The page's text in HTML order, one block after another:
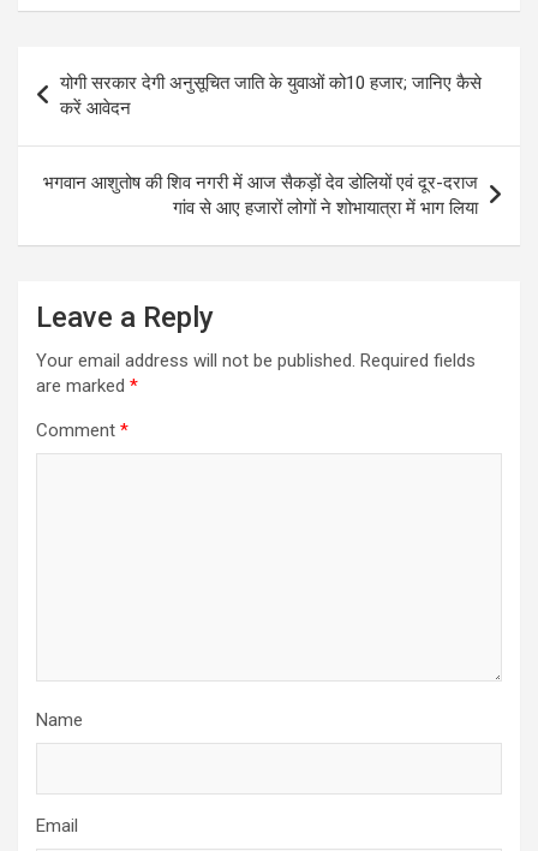
ce
b
o
o
k
tt
er
at
A
p
p
ar
Post
navigation
योगी सरकार देगी अनुसूचित जाति के युवाओं को10 हजार; जानिए कैसे
करें आवेदन
भगवान आशुतोष की शिव नगरी में आज सैकड़ों देव डोलियों एवं दूर-दराज
गांव से आए हजारों लोगों ने शोभायात्रा में भाग लिया
Leave a Reply
Your email address will not be published. Required fields
are marked *
Comment *
Name
Email